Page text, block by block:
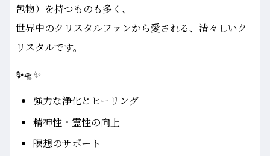
包物）を持つものも多く、
世界中のクリスタルファンから愛される、清々しいク
リスタルです。
✨🛸✨
強力な浄化とヒーリング
精神性・霊性の向上
瞑想のサポート